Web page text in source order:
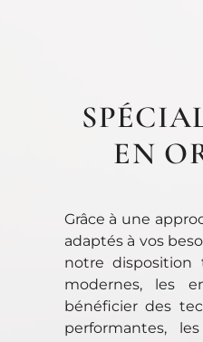
EN
Grâce à une
adaptés à vos
notre disposition
modernes, les
bénéficier des
performantes,